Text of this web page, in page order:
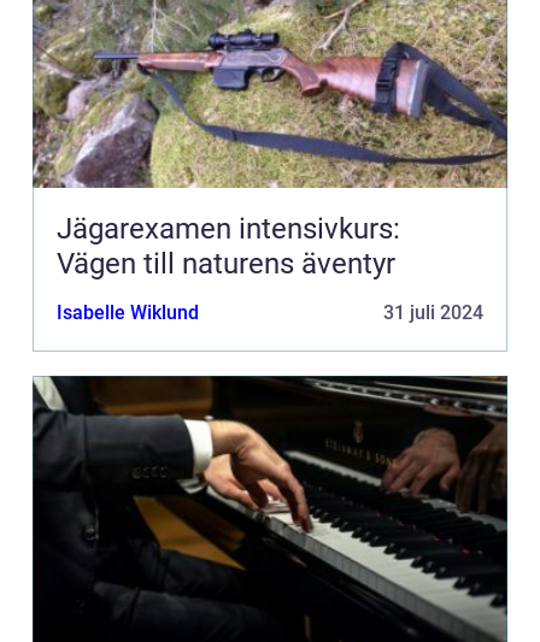
Jägarexamen intensivkurs:
Vägen till naturens äventyr
Isabelle Wiklund 31 juli 2024